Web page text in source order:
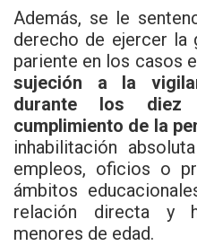
Además, se le
derecho de ejercer la
pariente en los casos
sujeción a la
durante los diez
cumplimiento de la
inhabilitación
empleos, oficios o
ámbitos
relación directa y
menores de edad.